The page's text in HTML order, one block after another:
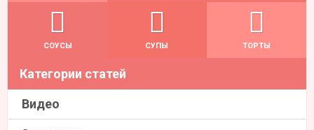
СОУСЫ СУПЫ ТОРТЫ
Категории статей
Видео